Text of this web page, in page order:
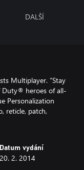
DALŠÍ
Multiplayer. ”Stay
Duty® heroes of all-
Personalization
reticle, patch,
Datum vydání
20. 2. 2014